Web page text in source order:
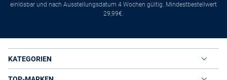
einlösbar und nach Ausstellungsdatum 4 Wochen gültig. Mindestbestellwert
29,99€.
KATEGORIEN